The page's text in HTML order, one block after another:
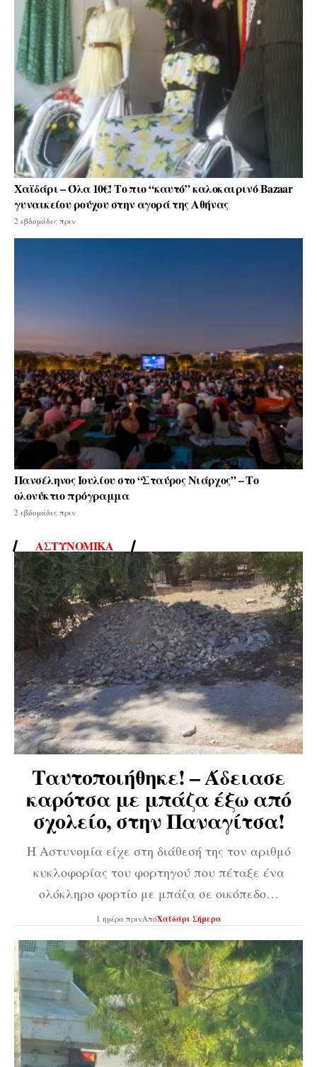
Χαϊδάρι – Όλα 10€! Το πιο “καυτό” καλοκαιρινό Bazaar
γυναικείου ρούχου στην αγορά της Αθήνας
2 εβδομάδες πριν
Πανσέληνος Ιουλίου στο “Σταύρος Νιάρχος” – Το
ολονύκτιο πρόγραμμα
2 εβδομάδες πριν
ΑΣΤΥΝΟΜΙΚΆ
Ταυτοποιήθηκε! – Άδειασε
καρότσα με μπάζα έξω από
σχολείο, στην Παναγίτσα!
Η Αστυνομία είχε στη διάθεσή της τον αριθμό
κυκλοφορίας του φορτηγού που πέταξε ένα
ολόκληρο φορτίο με μπάζα σε οικόπεδο…
1 ημέρα πρινΑπόΧαϊδάρι Σήμερα